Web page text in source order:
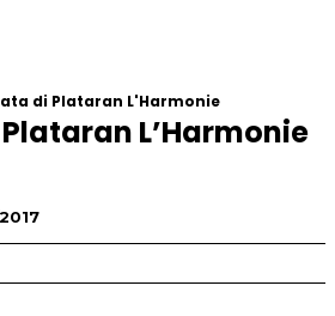
di Plataran L'Harmonie
L’Harmonie